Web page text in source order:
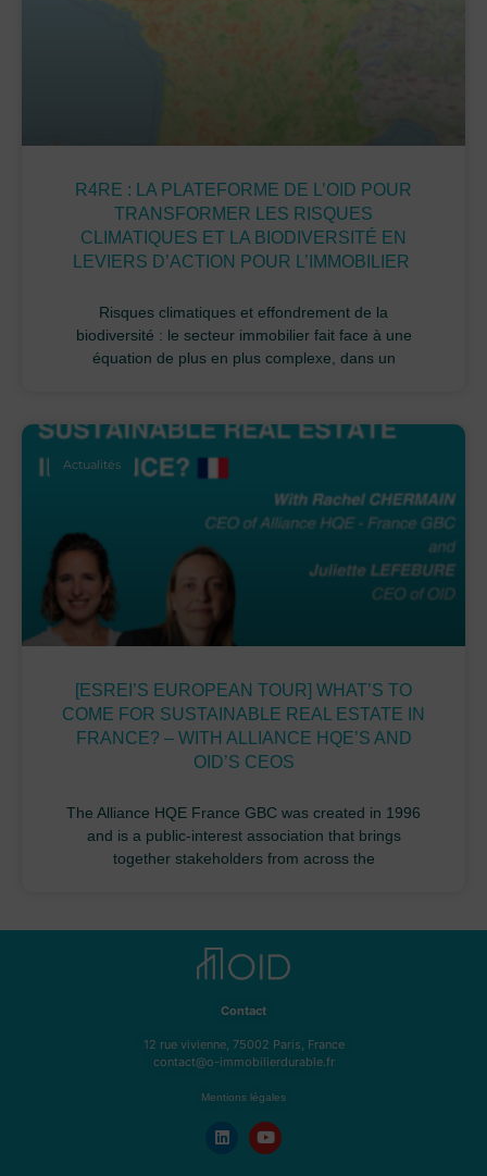
R4RE : LA PLATEFORME DE L’OID POUR
TRANSFORMER LES RISQUES
CLIMATIQUES ET LA BIODIVERSITÉ EN
LEVIERS D’ACTION POUR L’IMMOBILIER
Risques climatiques et effondrement de la
biodiversité : le secteur immobilier fait face à une
équation de plus en plus complexe, dans un
Actualités
[ESREI’S EUROPEAN TOUR] WHAT’S TO
COME FOR SUSTAINABLE REAL ESTATE IN
FRANCE? – WITH ALLIANCE HQE’S AND
OID’S CEOS
The Alliance HQE France GBC was created in 1996
and is a public-interest association that brings
together stakeholders from across the
Contact
12 rue vivienne, 75002 Paris, France
contact@o-immobilierdurable.fr
Mentions légales